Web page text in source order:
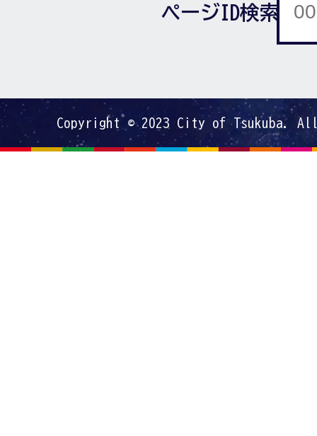
ページID検索
Copyright © 2023 City of Tsukuba.